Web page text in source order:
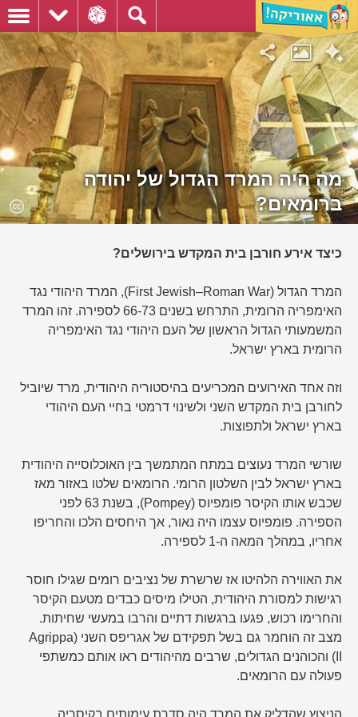
מה היה המרד הגדול של יהודה
ברומאים?
כיצד אירע חורבן בית המקדש בירושלים?
המרד הגדול (First Jewish–Roman War), המרד היהודי נגד
האימפריה הרומית, התרחש בשנים 66-73 לספירה. זהו המרד
המשמעותי הגדול הראשון של העם היהודי נגד האימפריה
הרומית בארץ ישראל.
וזה אחד האירועים המכריעים בהיסטוריה היהודית, מרד שיוביל
לחורבן בית המקדש השני ולשינוי דרמטי בחיי העם היהודי
בארץ ישראל ולתפוצות.
שורשי המרד נעוצים במתח המתמשך בין האוכלוסייה היהודית
בארץ ישראל לבין השלטון הרומי. הרומאים שלטו באזור מאז
שכבש אותו הקיסר פומפיוס (Pompey), בשנת 63 לפני
הספירה. פומפיוס עצמו היה נאור, אך היחסים הלכו והחריפו
אחריו, במהלך המאה ה-1 לספירה.
את האווירה הלהיטו אז שרשרת של נציבים רומים שגילו חוסר
רגישות למסורת היהודית, הטילו מיסים כבדים מטעם הקיסר
והחרימו רכוש, פגעו ברגשות דתיים והרבו במעשי שחיתות.
מצב זה הוחמר גם בשל תפקידם של אגריפס השני (Agrippa
II) והכוהנים הגדולים, שרבים מהיהודים ראו אותם כמשתפי
פעולה עם הרומאים.
הניצוץ שהדליק את המרד היה סדרת עימותים בקיסריה